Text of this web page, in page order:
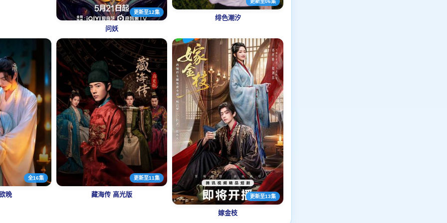
更新至12集
问妖
更新至06集
绯色潮汐
全16集
晚
更新至11集
藏海传 高光版 更新至13集
嫁金枝